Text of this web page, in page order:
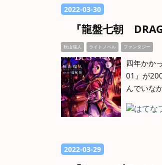
2022-03-30
『龍盤七朝
秋山瑞人 ライトノベル ファンタジー
四年かか
01』が
んでいな
2022-03-29